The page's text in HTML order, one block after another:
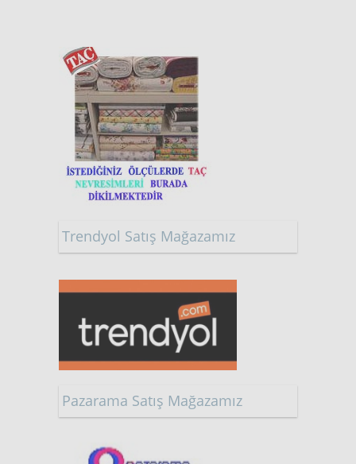
Trendyol Satış Mağazamız
Pazarama Satış Mağazamız